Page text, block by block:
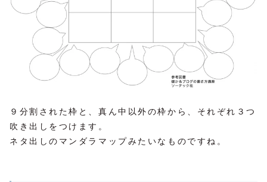
９分割された枠と、真ん中以外の枠から、それぞれ３つ
吹き出しをつけます。
ネタ出しのマンダラマップみたいなものですね。